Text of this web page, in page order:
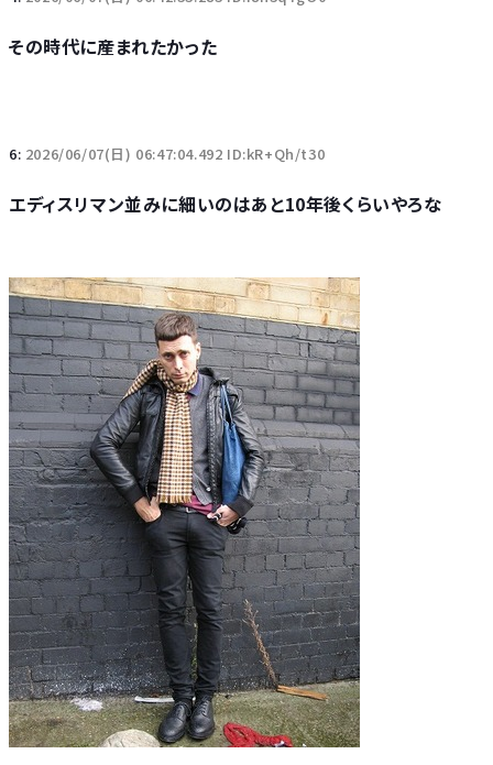
その時代に産まれたかった
6: 2026/06/07(日) 06:47:04.492 ID:kR+Qh/t30
エディスリマン並みに細いのはあと10年後くらいやろな